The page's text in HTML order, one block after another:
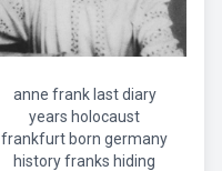
anne frank last diary
years holocaust
frankfurt born germany
history franks hiding